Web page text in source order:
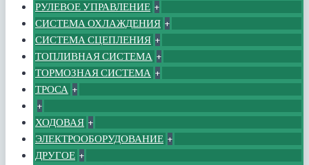
РУЛЕВОЕ УПРАВЛЕНИЕ +
СИСТЕМА ОХЛАЖДЕНИЯ +
СИСТЕМА СЦЕПЛЕНИЯ +
ТОПЛИВНАЯ СИСТЕМА +
ТОРМОЗНАЯ СИСТЕМА +
ТРОСА +
+
ХОДОВАЯ +
ЭЛЕКТРООБОРУДОВАНИЕ +
ДРУГОЕ +